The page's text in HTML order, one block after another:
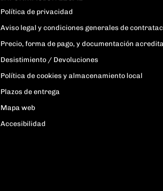
Política de privacidad
Aviso legal y condiciones generales de
Precio, forma de pago, y documentación
Desistimiento / Devoluciones
Política de cookies y almacenamiento local
Plazos de entrega
Mapa web
Accesibilidad